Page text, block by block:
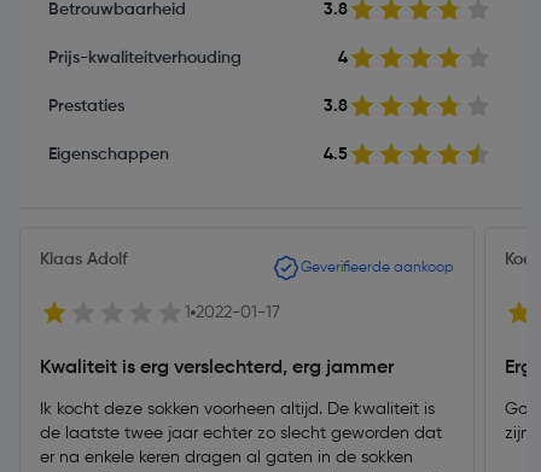
Betrouwbaarheid 3.8
Prijs-kwaliteitverhouding 4
Prestaties 3.8
Eigenschappen 4.5
Klaas Adolf Geverifieerde aankoop
1 2022-01-17
Kwaliteit is erg verslechterd, erg jammer
Ik kocht deze sokken voorheen altijd. De kwaliteit is
de laatste twee jaar echter zo slecht geworden dat
er na enkele keren dragen al gaten in de sokken